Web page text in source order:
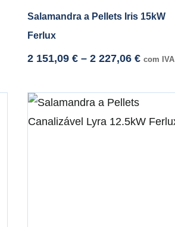
Salamandra a Pellets Iris 15kW
Ferlux
2 151,09 € – 2 227,06 € com IVA